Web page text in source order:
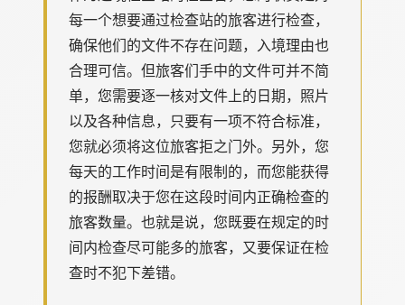
每一个想要通过检查站的旅客进行检查，
确保他们的文件不存在问题，入境理由也
合理可信。但旅客们手中的文件可并不简
单，您需要逐一核对文件上的日期，照片
以及各种信息，只要有一项不符合标准，
您就必须将这位旅客拒之门外。另外，您
每天的工作时间是有限制的，而您能获得
的报酬取决于您在这段时间内正确检查的
旅客数量。也就是说，您既要在规定的时
间内检查尽可能多的旅客，又要保证在检
查时不犯下差错。